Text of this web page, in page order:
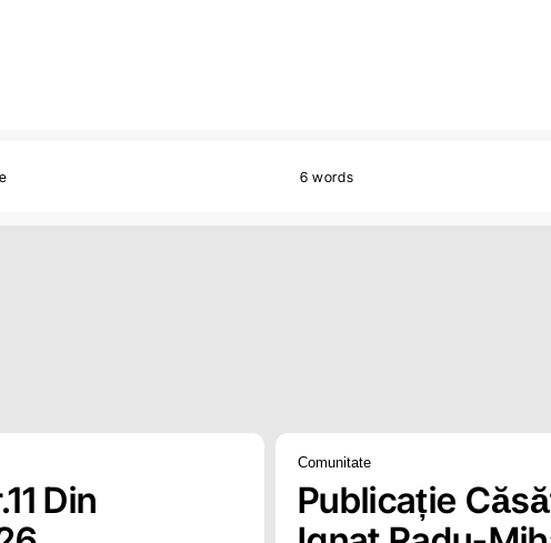
6 words
Din
Comunitate
Publicație